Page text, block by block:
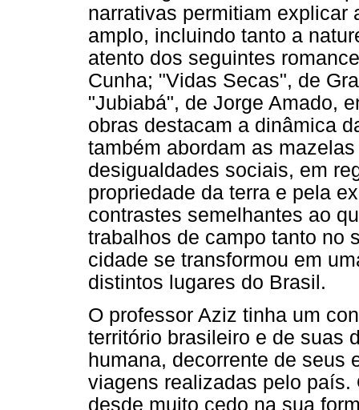
narrativas permitiam explicar
amplo, incluindo tanto a
atento dos seguintes
Cunha; "Vidas Secas", de
"Jubiabá", de Jorge Amado,
obras destacam a dinâmica
também abordam as
desigualdades sociais, em
propriedade da terra e pela
contrastes semelhantes ao
trabalhos de campo tanto no
cidade se transformou em
distintos lugares do Brasil.
O professor Aziz tinha um
território brasileiro e de suas
humana, decorrente de seus
viagens realizadas pelo
desde muito cedo na sua